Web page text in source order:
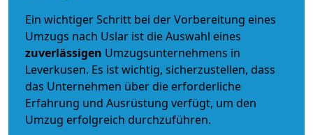
Ein wichtiger Schritt bei der Vorbereitung eines
Umzugs nach Uslar ist die Auswahl eines
zuverlässigen Umzugsunternehmens in
Leverkusen. Es ist wichtig, sicherzustellen, dass
das Unternehmen über die erforderliche
Erfahrung und Ausrüstung verfügt, um den
Umzug erfolgreich durchzuführen.